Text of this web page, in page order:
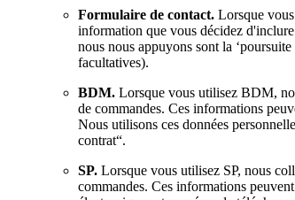
Formulaire de contact. Lorsque
information que vous décidez
nous nous appuyons sont la
facultatives).
BDM. Lorsque vous utilisez BDM,
de commandes. Ces informations
Nous utilisons ces données
contrat“.
SP. Lorsque vous utilisez SP, nous
commandes. Ces informations